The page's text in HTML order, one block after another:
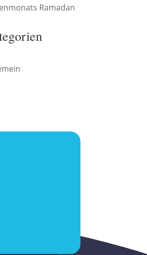
Ramadan